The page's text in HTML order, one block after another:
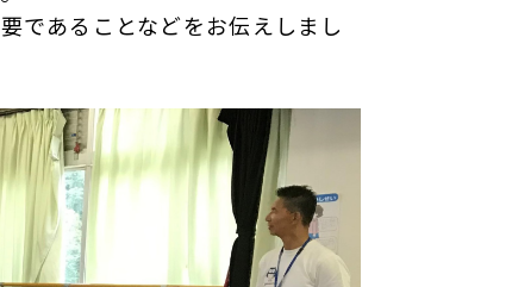
であることなどをお伝えしまし